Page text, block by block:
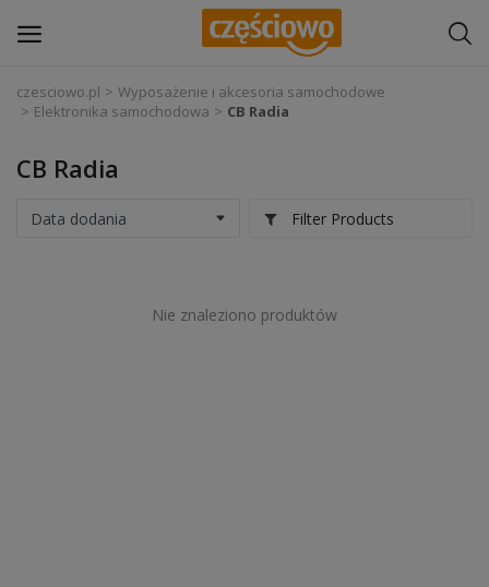
Zaloguj się
Zarejestruj
Wyposażenie i akcesoria samochodowe
czesciowo.pl
Wyposażenie i akcesoria samochodowe
Elektronika samochodowa
CB Radia
CB Radia
Filter Products
Nie znaleziono produktów